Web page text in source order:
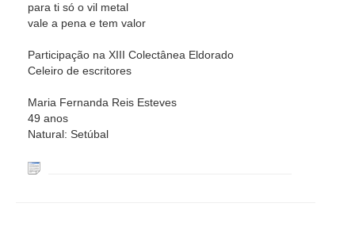
para ti só o vil metal
vale a pena e tem valor
Participação na XIII Colectânea Eldorado
Celeiro de escritores
Maria Fernanda Reis Esteves
49 anos
Natural: Setúbal